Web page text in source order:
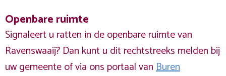
Openbare ruimte
Signaleert u ratten in de openbare ruimte van
Ravenswaaij? Dan kunt u dit rechtstreeks melden bij
uw gemeente of via ons portaal vanBuren